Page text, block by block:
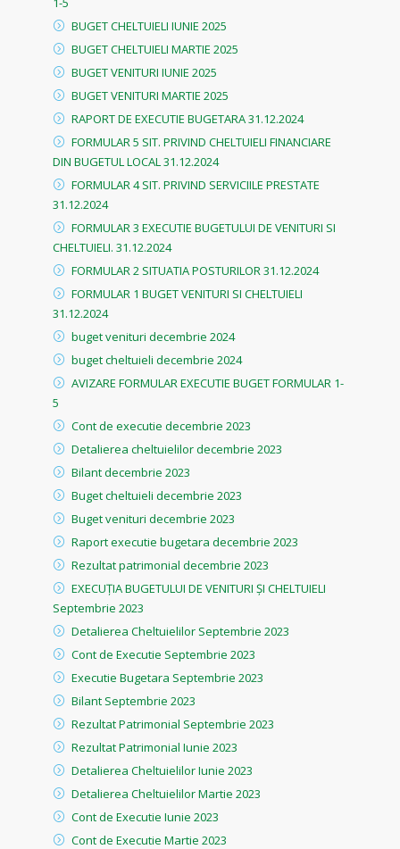
BUGET CHELTUIELI IUNIE 2025
BUGET CHELTUIELI MARTIE 2025
BUGET VENITURI IUNIE 2025
BUGET VENITURI MARTIE 2025
RAPORT DE EXECUTIE BUGETARA 31.12.2024
FORMULAR 5 SIT. PRIVIND CHELTUIELI FINANCIARE
DIN BUGETUL LOCAL 31.12.2024
FORMULAR 4 SIT. PRIVIND SERVICIILE PRESTATE
31.12.2024
FORMULAR 3 EXECUTIE BUGETULUI DE VENITURI SI
CHELTUIELI. 31.12.2024
FORMULAR 2 SITUATIA POSTURILOR 31.12.2024
FORMULAR 1 BUGET VENITURI SI CHELTUIELI
31.12.2024
buget venituri decembrie 2024
buget cheltuieli decembrie 2024
AVIZARE FORMULAR EXECUTIE BUGET FORMULAR 1-
5
Cont de executie decembrie 2023
Detalierea cheltuielilor decembrie 2023
Bilant decembrie 2023
Buget cheltuieli decembrie 2023
Buget venituri decembrie 2023
Raport executie bugetara decembrie 2023
Rezultat patrimonial decembrie 2023
EXECUȚIA BUGETULUI DE VENITURI ȘI CHELTUIELI
Septembrie 2023
Detalierea Cheltuielilor Septembrie 2023
Cont de Executie Septembrie 2023
Executie Bugetara Septembrie 2023
Bilant Septembrie 2023
Rezultat Patrimonial Septembrie 2023
Rezultat Patrimonial Iunie 2023
Detalierea Cheltuielilor Iunie 2023
Detalierea Cheltuielilor Martie 2023
Cont de Executie Iunie 2023
Cont de Executie Martie 2023